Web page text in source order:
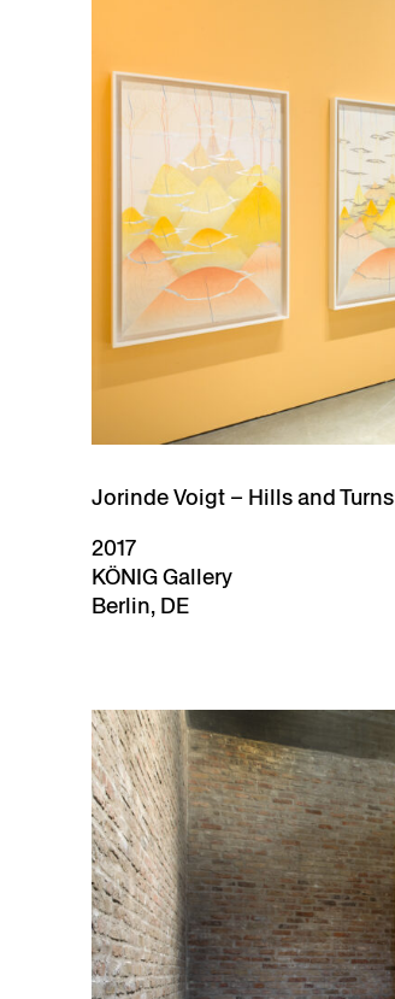
Jorinde Voigt – Hills and Turns
2017
KÖNIG Gallery
Berlin, DE